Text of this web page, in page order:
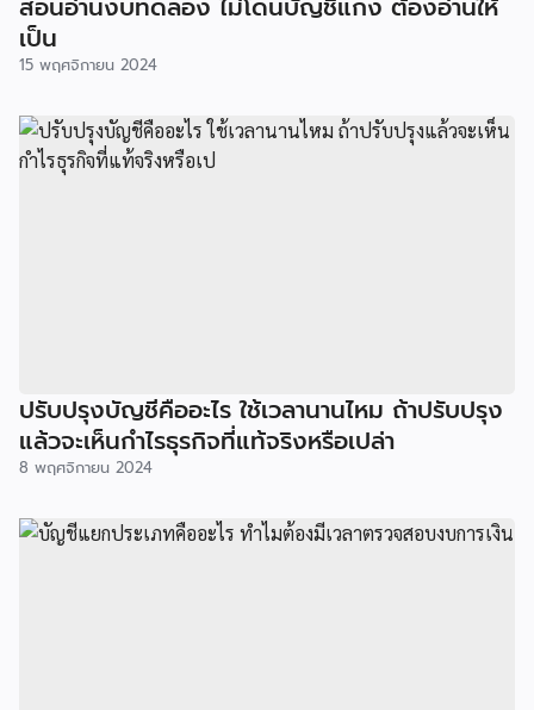
เป็น
15 พฤศจิกายน 2024
ปรับปรุงบัญชีคืออะไร ใช้เวลานานไหม ถ้าปรับปรุง
แล้วจะเห็นกำไรธุรกิจที่แท้จริงหรือเปล่า
8 พฤศจิกายน 2024